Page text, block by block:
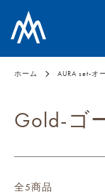
ホーム AURA set-
Gold-ゴ
全5商品